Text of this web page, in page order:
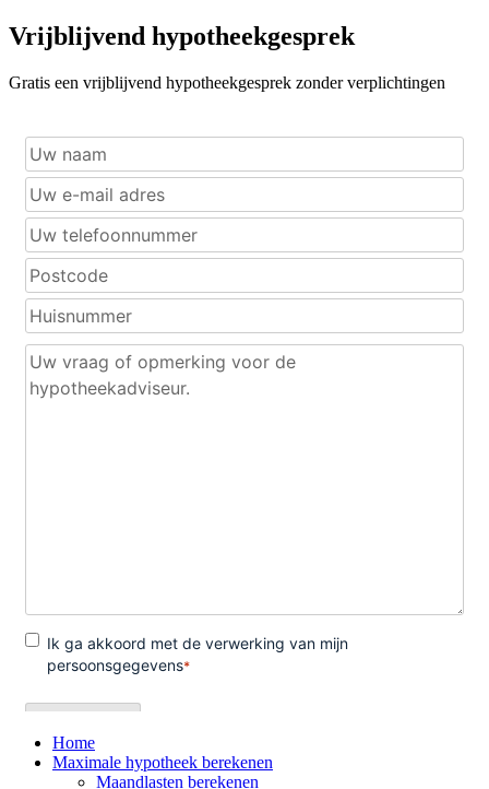
Vrijblijvend hypotheekgesprek
Gratis een vrijblijvend hypotheekgesprek zonder verplichtingen
Home
Maximale hypotheek berekenen
Maandlasten berekenen